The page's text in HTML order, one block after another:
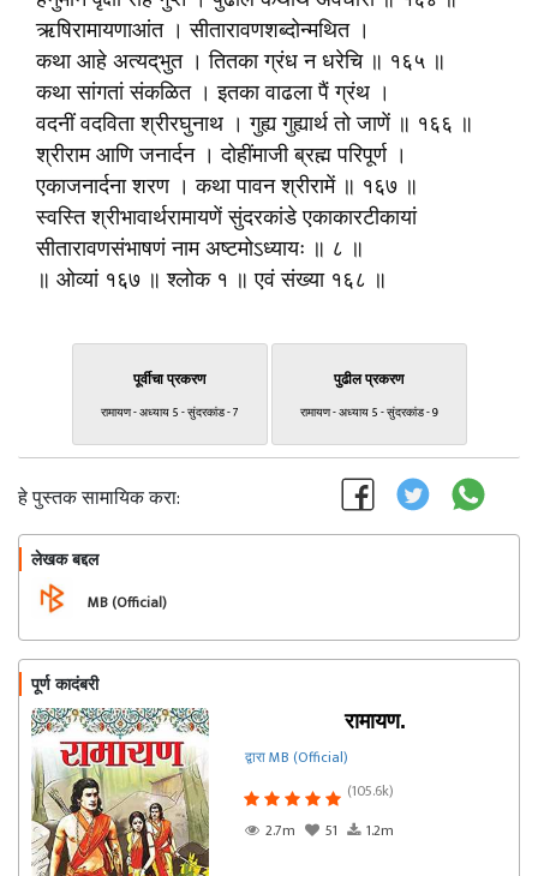
ऋषिरामायणाआंत । सीतारावणशब्दोन्मथित ।
कथा आहे अत्यद्‌भुत । तितका ग्रंध न धरेचि ॥ १६५ ॥
कथा सांगतां संकळित । इतका वाढला पैं ग्रंथ ।
वदनीं वदविता श्रीरघुनाथ । गुह्य गुह्यार्थ तो जाणें ॥ १६६ ॥
श्रीराम आणि जनार्दन । दोहींमाजी ब्रह्म परिपूर्ण ।
एकाजनार्दना शरण । कथा पावन श्रीरामें ॥ १६७ ॥
स्वस्ति श्रीभावार्थरामायणें सुंदरकांडे एकाकारटीकायां
सीतारावणसंभाषणं नाम अष्टमोऽध्यायः ॥ ८ ॥
॥ ओव्यां १६७ ॥ श्लोक १ ॥ एवं संख्या १६८ ॥
पूर्वीचा प्रकरण
रामायण - अध्याय 5 - सुंदरकांड - 7
पुढील प्रकरण
रामायण - अध्याय 5 - सुंदरकांड - 9
हे पुस्तक सामायिक करा:
लेखक बद्दल
MB (Official)
पूर्ण कादंबरी
रामायण.
द्वारा MB (Official)
(105.6k)
2.7m
51 1.2m